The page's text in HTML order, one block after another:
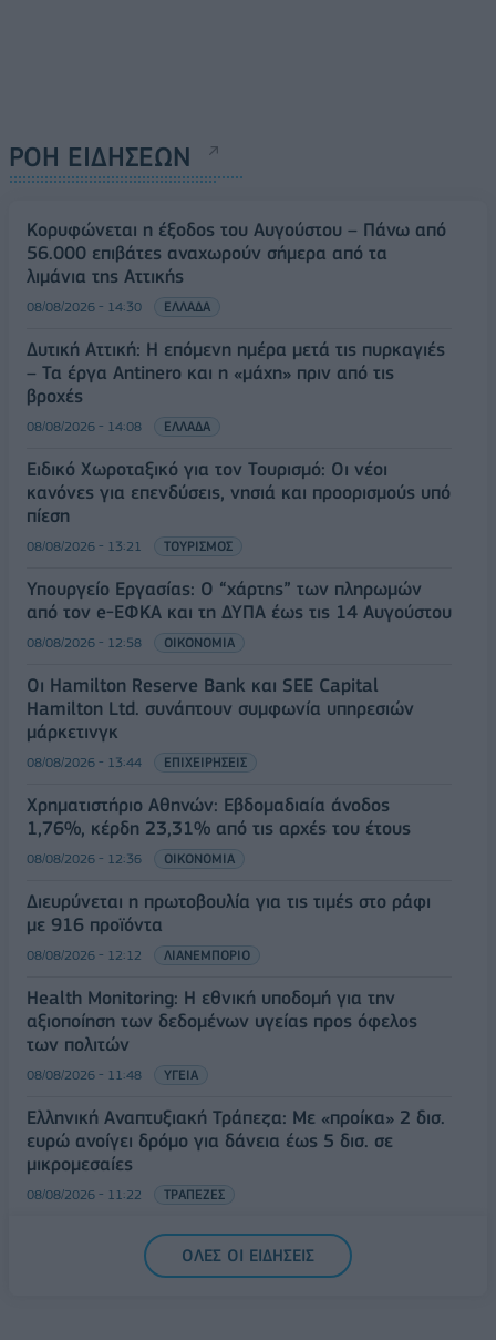
ΡΟΗ ΕΙΔΗΣΕΩΝ
Κορυφώνεται η έξοδος του Αυγούστου – Πάνω από
56.000 επιβάτες αναχωρούν σήμερα από τα
λιμάνια της Αττικής
08/08/2026 - 14:30 ΕΛΛΑΔΑ
Δυτική Αττική: Η επόμενη ημέρα μετά τις πυρκαγιές
– Τα έργα Antinero και η «μάχη» πριν από τις
βροχές
08/08/2026 - 14:08 ΕΛΛΑΔΑ
Ειδικό Χωροταξικό για τον Τουρισμό: Οι νέοι
κανόνες για επενδύσεις, νησιά και προορισμούς υπό
πίεση
08/08/2026 - 13:21 ΤΟΥΡΙΣΜΟΣ
Υπουργείο Εργασίας: Ο “χάρτης” των πληρωμών
από τον e-ΕΦΚΑ και τη ΔΥΠΑ έως τις 14 Αυγούστου
08/08/2026 - 12:58 ΟΙΚΟΝΟΜΙΑ
Οι Hamilton Reserve Bank και SEE Capital
Hamilton Ltd. συνάπτουν συμφωνία υπηρεσιών
μάρκετινγκ
08/08/2026 - 13:44 ΕΠΙΧΕΙΡΗΣΕΙΣ
Χρηματιστήριο Αθηνών: Εβδομαδιαία άνοδος
1,76%, κέρδη 23,31% από τις αρχές του έτους
08/08/2026 - 12:36 ΟΙΚΟΝΟΜΙΑ
Διευρύνεται η πρωτοβουλία για τις τιμές στο ράφι
με 916 προϊόντα
08/08/2026 - 12:12 ΛΙΑΝΕΜΠΟΡΙΟ
Health Monitoring: Η εθνική υποδομή για την
αξιοποίηση των δεδομένων υγείας προς όφελος
των πολιτών
08/08/2026 - 11:48 ΥΓΕΙΑ
Ελληνική Αναπτυξιακή Τράπεζα: Με «προίκα» 2 δισ.
ευρώ ανοίγει δρόμο για δάνεια έως 5 δισ. σε
μικρομεσαίες
08/08/2026 - 11:22 ΤΡΑΠΕΖΕΣ
5G παντού, 6G στον ορίζοντα: Πού βρίσκεται η
Ελλάδα στη μεγάλη τεχνολογική μετάβαση
ΟΛΕΣ ΟΙ ΕΙΔΗΣΕΙΣ